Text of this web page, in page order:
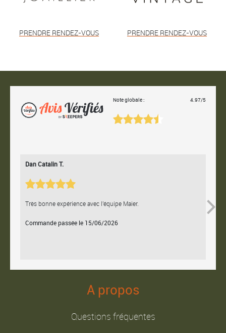
PRENDRE RENDEZ-VOUS PRENDRE RENDEZ-VOUS
Note globale : 4.97/5
Dan Catalin T.
Très bonne expérience avec l'équipe Maier.
Commande passée le 15/06/2026
A propos
Questions fréquentes